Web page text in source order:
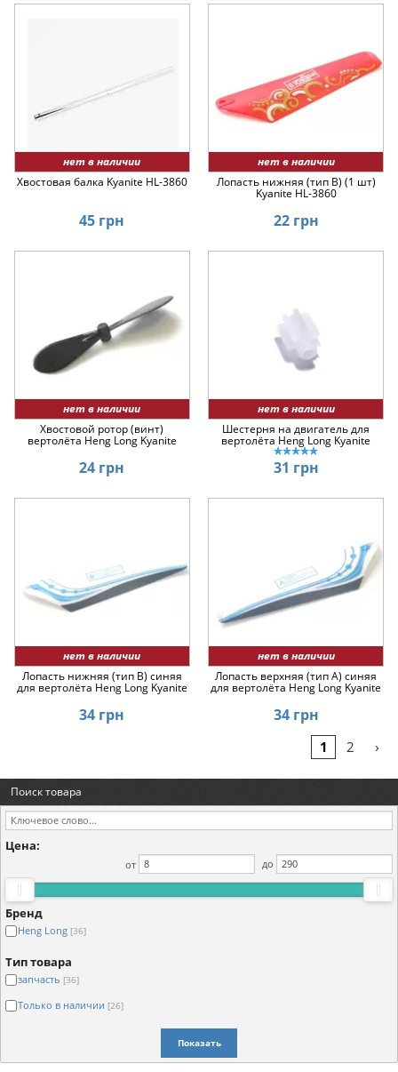
нет в наличии
Хвостовая балка Kyanite HL-3860
45 грн
нет в наличии
Лопасть нижняя (тип B) (1 шт)
Kyanite HL-3860
22 грн
нет в наличии
Хвостовой ротор (винт)
вертолёта Heng Long Kyanite
24 грн
нет в наличии
Шестерня на двигатель для
вертолёта Heng Long Kyanite
31 грн
нет в наличии
Лопасть нижняя (тип B) синяя
для вертолёта Heng Long Kyanite
34 грн
нет в наличии
Лопасть верхняя (тип А) синяя
для вертолёта Heng Long Kyanite
34 грн
1 2 ›
Поиск товара
Цена:
от до
Бренд
Heng Long [36]
Тип товара
запчасть [36]
Только в наличии [26]
Показать